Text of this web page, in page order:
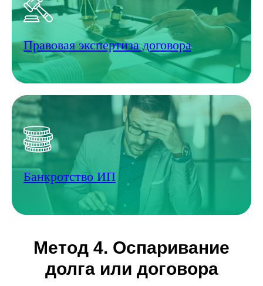
Правовая экспертиза договора
Банкротство ИП
Метод 4. Оспаривание
долга или договора